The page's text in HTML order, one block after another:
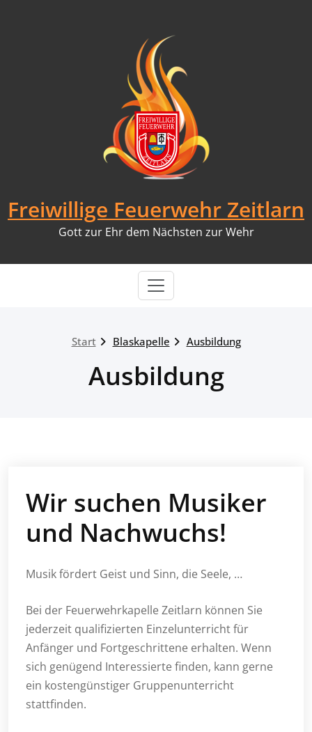
Freiwillige Feuerwehr Zeitlarn
Gott zur Ehr dem Nächsten zur Wehr
Start Blaskapelle Ausbildung
Ausbildung
Wir suchen Musiker
und Nachwuchs!
Musik fördert Geist und Sinn, die Seele, …
Bei der Feuerwehrkapelle Zeitlarn können Sie
jederzeit qualifizierten Einzelunterricht für
Anfänger und Fortgeschrittene erhalten. Wenn
sich genügend Interessierte finden, kann gerne
ein kostengünstiger Gruppenunterricht
stattfinden.